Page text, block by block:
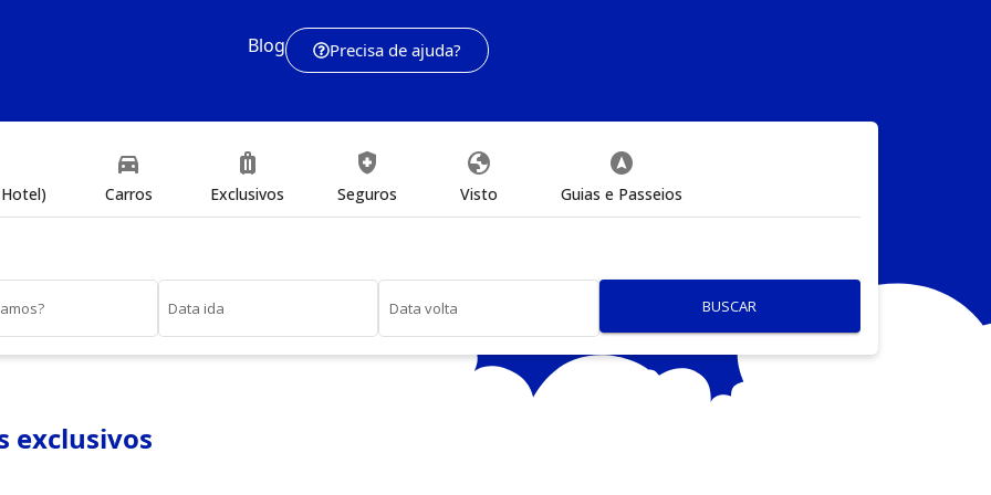
Blog Precisa de ajuda?
directions_car
Carros
luggage
Exclusivos
health_and_safety
Seguros
globe
Visto
assistant_navigation
Guias e Passeios
Data ida Data volta BUSCAR
exclusivos